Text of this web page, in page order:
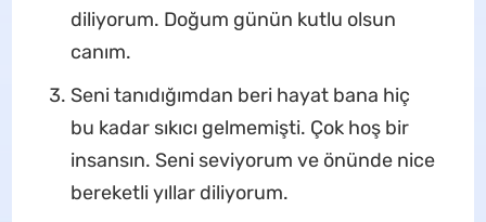
diliyorum. Doğum günün kutlu olsun
canım.
Seni tanıdığımdan beri hayat bana hiç
bu kadar sıkıcı gelmemişti. Çok hoş bir
insansın. Seni seviyorum ve önünde nice
bereketli yıllar diliyorum.